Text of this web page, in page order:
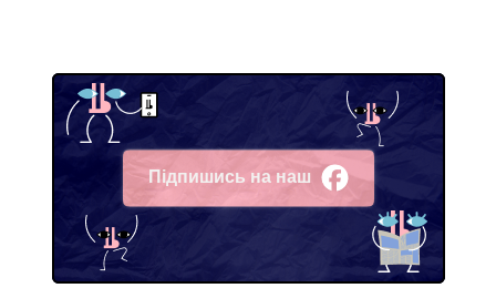
Підпишись на наш
Facebook